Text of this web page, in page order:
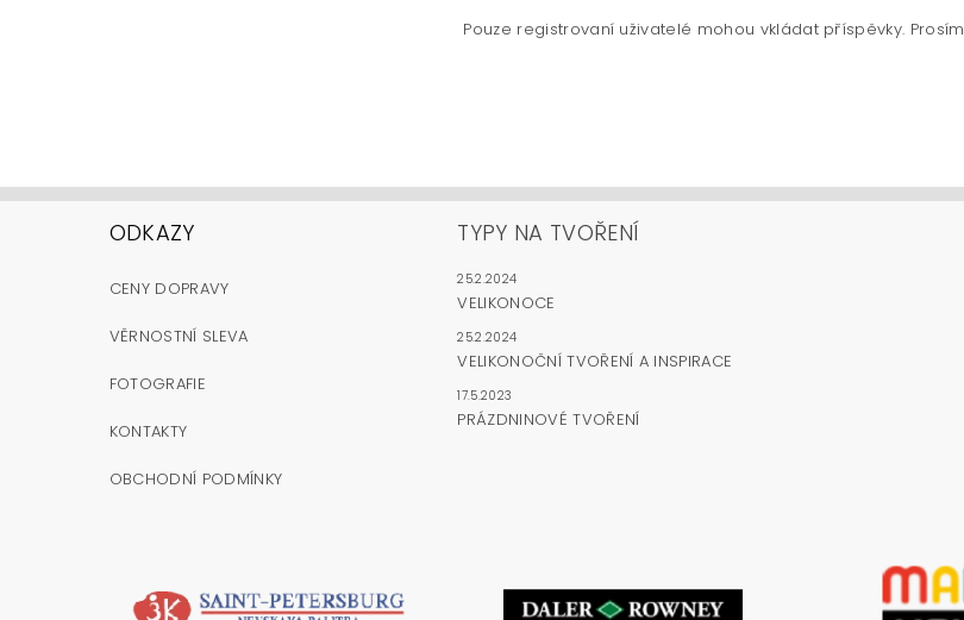
Pouze registrovaní uživatelé mohou vkládat příspěvky. Prosím
ODKAZY
CENY DOPRAVY
VĚRNOSTNÍ SLEVA
FOTOGRAFIE
KONTAKTY
OBCHODNÍ PODMÍNKY
TYPY NA TVOŘENÍ
25.2.2024
VELIKONOCE
25.2.2024
VELIKONOČNÍ TVOŘENÍ A INSPIRACE
17.5.2023
PRÁZDNINOVÉ TVOŘENÍ